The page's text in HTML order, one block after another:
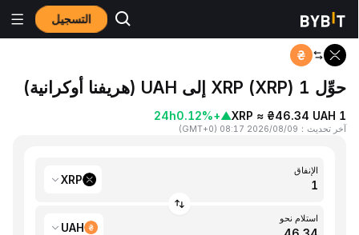
التسجيل المنزٍل XRP to UAH
حوِّل 1 XRP (XRP) إلى UAH (هريفنا أوكرانية)
1 XRP ≈ ₴46.34 UAH
▲
+0.12%
24h
آخر تحديث：
2026/08/09 08:17
(
GMT+0
)
الإنفاق
XRP
استلام نحو
UAH